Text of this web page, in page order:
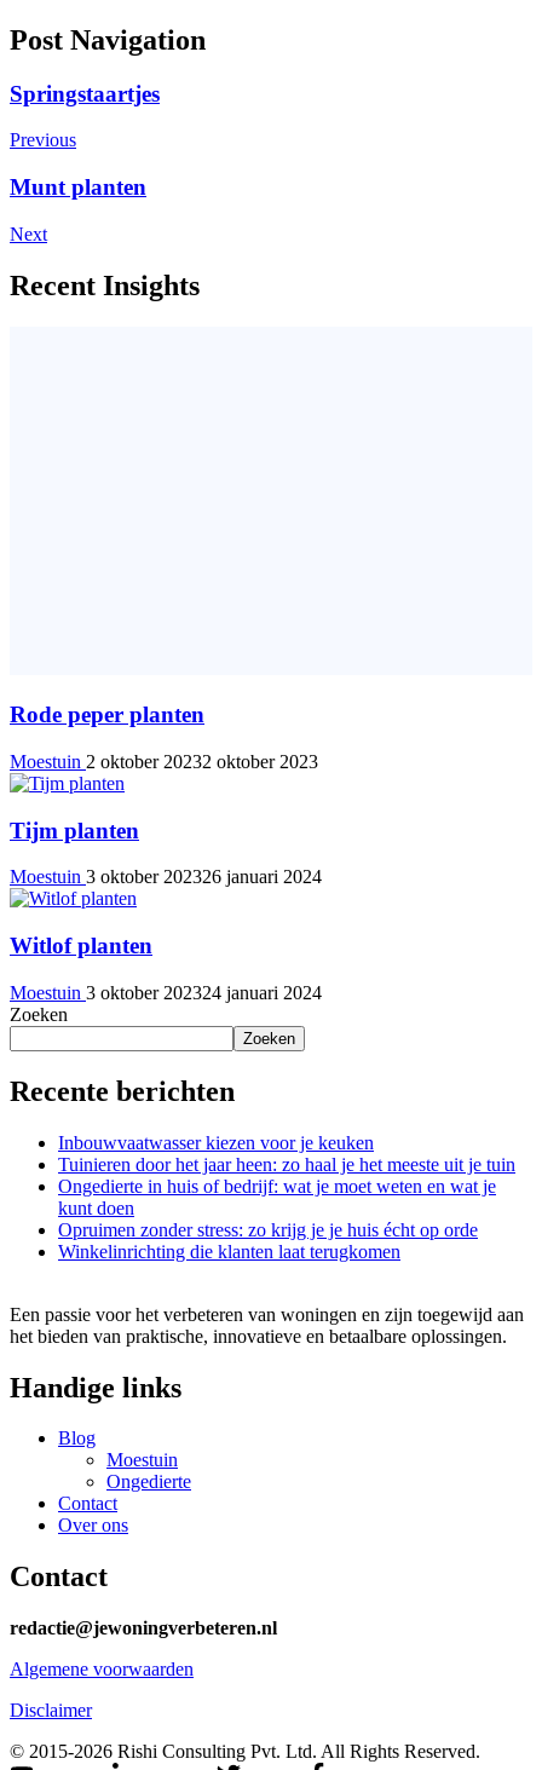
Post Navigation
Springstaartjes
Previous
Munt planten
Next
Recent Insights
Rode peper planten
Moestuin 2 oktober 20232 oktober 2023
Tijm planten
Moestuin 3 oktober 202326 januari 2024
Witlof planten
Moestuin 3 oktober 202324 januari 2024
Zoeken
Zoeken
Recente berichten
Inbouwvaatwasser kiezen voor je keuken
Tuinieren door het jaar heen: zo haal je het meeste uit je tuin
Ongedierte in huis of bedrijf: wat je moet weten en wat je
kunt doen
Opruimen zonder stress: zo krijg je je huis écht op orde
Winkelinrichting die klanten laat terugkomen
Een passie voor het verbeteren van woningen en zijn toegewijd aan
het bieden van praktische, innovatieve en betaalbare oplossingen.
Handige links
Blog
Moestuin
Ongedierte
Contact
Over ons
Contact
redactie@jewoningverbeteren.nl
Algemene voorwaarden
Disclaimer
© 2015-2026 Rishi Consulting Pvt. Ltd. All Rights Reserved.